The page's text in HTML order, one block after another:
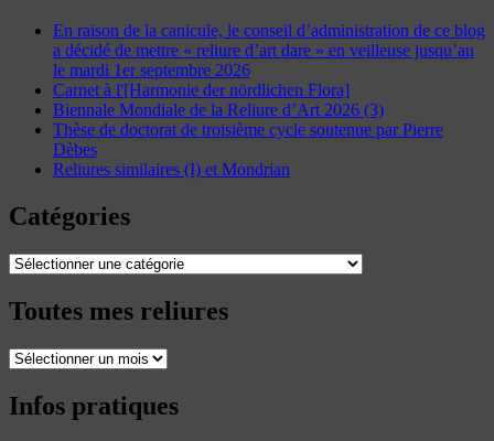
En raison de la canicule, le conseil d’administration de ce blog
a décidé de mettre « reliure d’art dare » en veilleuse jusqu’au
le mardi 1er septembre 2026
Carnet à l'[Harmonie der nördlichen Flora]
Biennale Mondiale de la Reliure d’Art 2026 (3)
Thèse de doctorat de troisième cycle soutenue par Pierre
Dèbes
Reliures similaires (I) et Mondrian
Catégories
Catégories
Toutes mes reliures
Toutes
reliures
Infos pratiques